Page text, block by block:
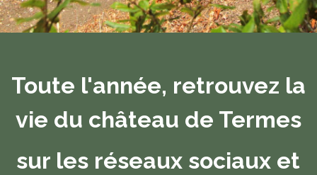
Toute l'année, retrouvez la
vie du château de Termes
sur les réseaux sociaux et